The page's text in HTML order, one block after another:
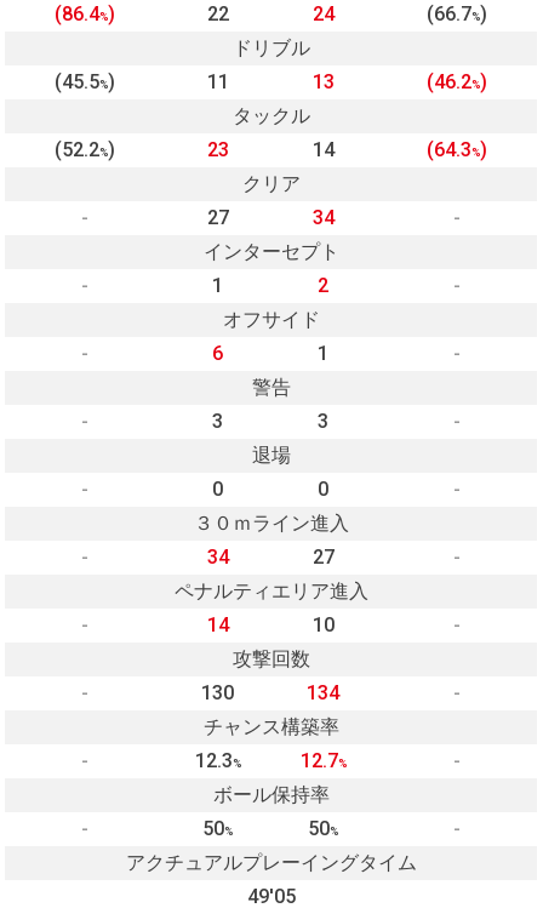
(86.4%) 22 24 (66.7%)
ドリブル
(45.5%) 11 13 (46.2%)
タックル
(52.2%) 23 14 (64.3%)
クリア
-
27 34
-
インターセプト
-
1 2
-
オフサイド
-
6 1
-
警告
-
3 3
-
退場
-
0 0
-
３０ｍライン進入
-
34 27
-
ペナルティエリア進入
-
14 10
-
攻撃回数
-
130 134
-
チャンス構築率
-
12.3% 12.7%
-
ボール保持率
-
50% 50%
-
アクチュアルプレーイングタイム
49'05